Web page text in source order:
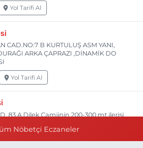
Yol Tarifi Al
CAD.NO:7 B KURTULUŞ ASM YANI,
ARKA ÇAPRAZI ,DİNAMİK DO
Yol Tarifi Al
83 A Dilek Camiinin 200-300 mt ilerisi
Nöbetçi Eczaneler